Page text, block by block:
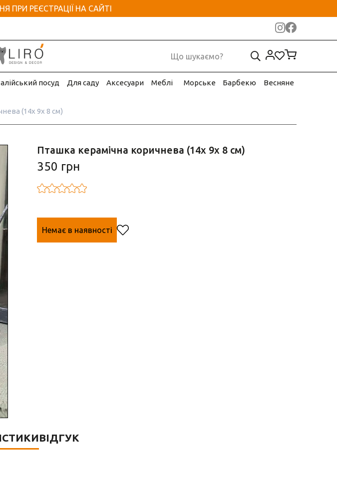
ПРИ РЕЄСТРАЦІЇ НА САЙТІ
посуд Для саду Аксесуари Меблі Морське Барбекю Весняне
(14х 9х 8 см)
Пташка керамічна коричнева (14х 9х 8 см)
350 грн
Немає в наявності
ВІДГУК